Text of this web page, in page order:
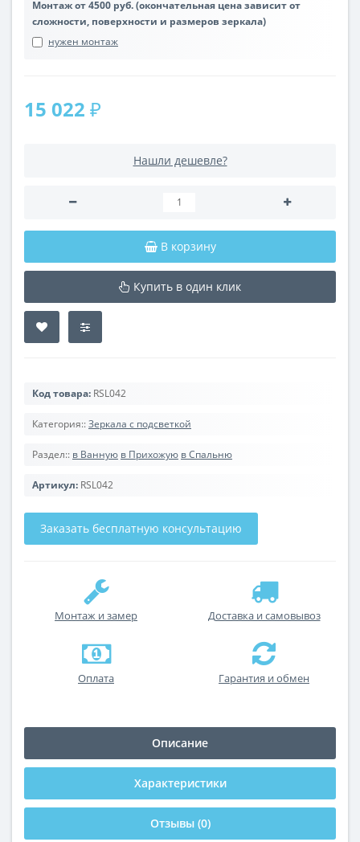
Монтаж от 4500 руб. (окончательная цена зависит от
сложности, поверхности и размеров зеркала)
нужен монтаж
15 022 ₽
Нашли дешевле?
В корзину
Купить в один клик
Код товара: RSL042
Категория::Зеркала с подсветкой
Раздел:: в Ванную в Прихожую в Спальню
Артикул: RSL042
Заказать бесплатную консультацию
Монтаж и замер Доставка и самовывоз
Оплата Гарантия и обмен
Описание
Характеристики
Отзывы (0)